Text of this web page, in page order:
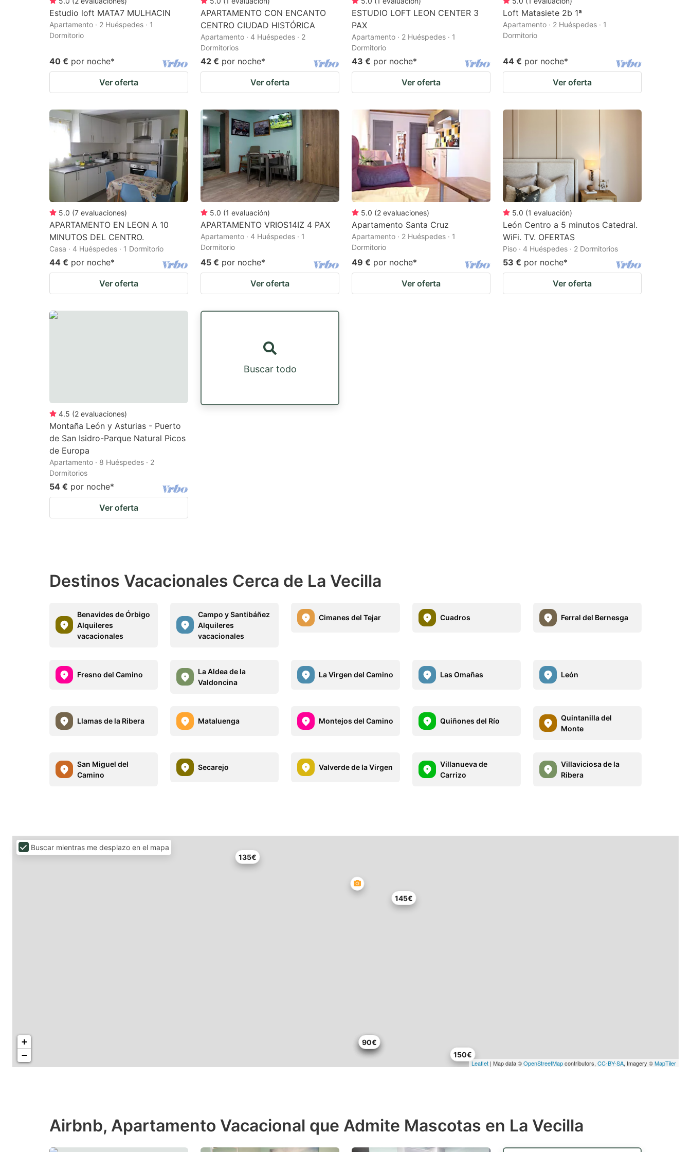
Estudio loft MATA7 MULHACIN
Apartamento · 2 Huéspedes · 1
Dormitorio
40 € por noche*
Ver oferta
APARTAMENTO CON ENCANTO
CENTRO CIUDAD HISTÓRICA
Apartamento · 4 Huéspedes · 2
Dormitorios
42 € por noche*
Ver oferta
ESTUDIO LOFT LEON CENTER 3
PAX
Apartamento · 2 Huéspedes · 1
Dormitorio
43 € por noche*
Ver oferta
Loft Matasiete 2b 1ª
Apartamento · 2 Huéspedes · 1
Dormitorio
44 € por noche*
Ver oferta
5.0 (7 evaluaciones)
APARTAMENTO EN LEON A 10
MINUTOS DEL CENTRO.
Casa · 4 Huéspedes · 1 Dormitorio
44 € por noche*
Ver oferta
5.0 (1 evaluación)
APARTAMENTO VRIOS14IZ 4 PAX
Apartamento · 4 Huéspedes · 1
Dormitorio
45 € por noche*
Ver oferta
5.0 (2 evaluaciones)
Apartamento Santa Cruz
Apartamento · 2 Huéspedes · 1
Dormitorio
49 € por noche*
Ver oferta
5.0 (1 evaluación)
León Centro a 5 minutos Catedral.
WiFi. TV. OFERTAS
Piso · 4 Huéspedes · 2 Dormitorios
53 € por noche*
Ver oferta
4.5 (2 evaluaciones)
Montaña León y Asturias - Puerto
de San Isidro-Parque Natural Picos
de Europa
Apartamento · 8 Huéspedes · 2
Dormitorios
54 € por noche*
Ver oferta
Buscar todo
Destinos Vacacionales Cerca de La Vecilla
Benavides de Órbigo
Alquileres
vacacionales
Campo y Santibáñez
Alquileres
vacacionales
Cimanes del Tejar Cuadros Ferral del Bernesga
Fresno del Camino
La Aldea de la
Valdoncina
La Virgen del Camino Las Omañas León
Llamas de la Ribera Mataluenga Montejos del Camino Quiñones del Río
Quintanilla del
Monte
San Miguel del
Camino
Secarejo Valverde de la Virgen
Villanueva de
Carrizo
Villaviciosa de la
Ribera
81€
90€
90€
145€
150€
135€
+
−
Leaflet | Map data ©OpenStreetMapcontributors, CC-BY-SA, Imagery ©MapTiler
Buscar mientras me desplazo en el mapa
Airbnb, Apartamento Vacacional que Admite Mascotas en La Vecilla